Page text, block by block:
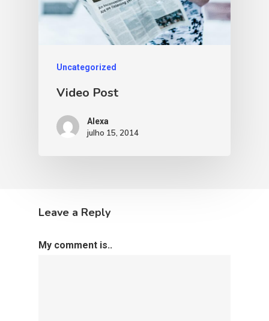
Uncategorized
Video Post
Alexa
julho 15, 2014
Leave a Reply
My comment is..